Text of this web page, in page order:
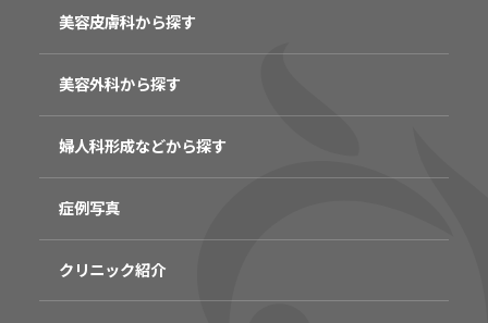
美容皮膚科から探す
美容外科から探す
婦人科形成などから探す
症例写真
クリニック紹介